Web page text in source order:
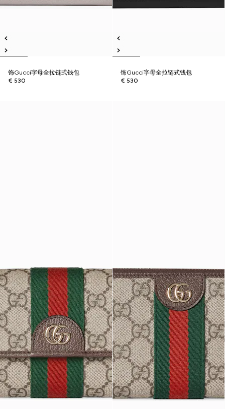
饰Gucci字母全拉链式钱包
€ 530
饰Gucci字母全拉链式钱包
€ 530